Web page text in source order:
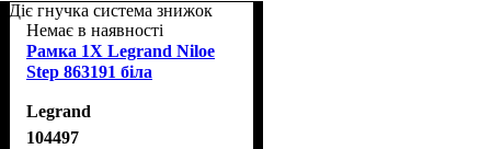
Діє гнучка система знижок
Немає в наявності
Рамка 1Х Legrand Niloe
Step 863191 біла
Legrand
104497